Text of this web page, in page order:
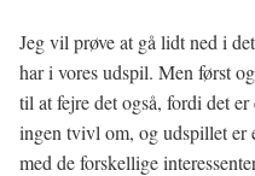
Jeg vil prøve at gå lidt ned i
har i vores udspil. Men først
til at fejre det også, fordi det
ingen tvivl om, og udspillet er
med de forskellige